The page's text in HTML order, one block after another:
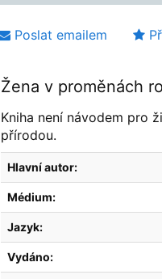
Poslat emailem
Žena v proměnách
Kniha není návodem pro
přírodou.
Hlavní autor:
Médium:
Jazyk:
Vydáno: